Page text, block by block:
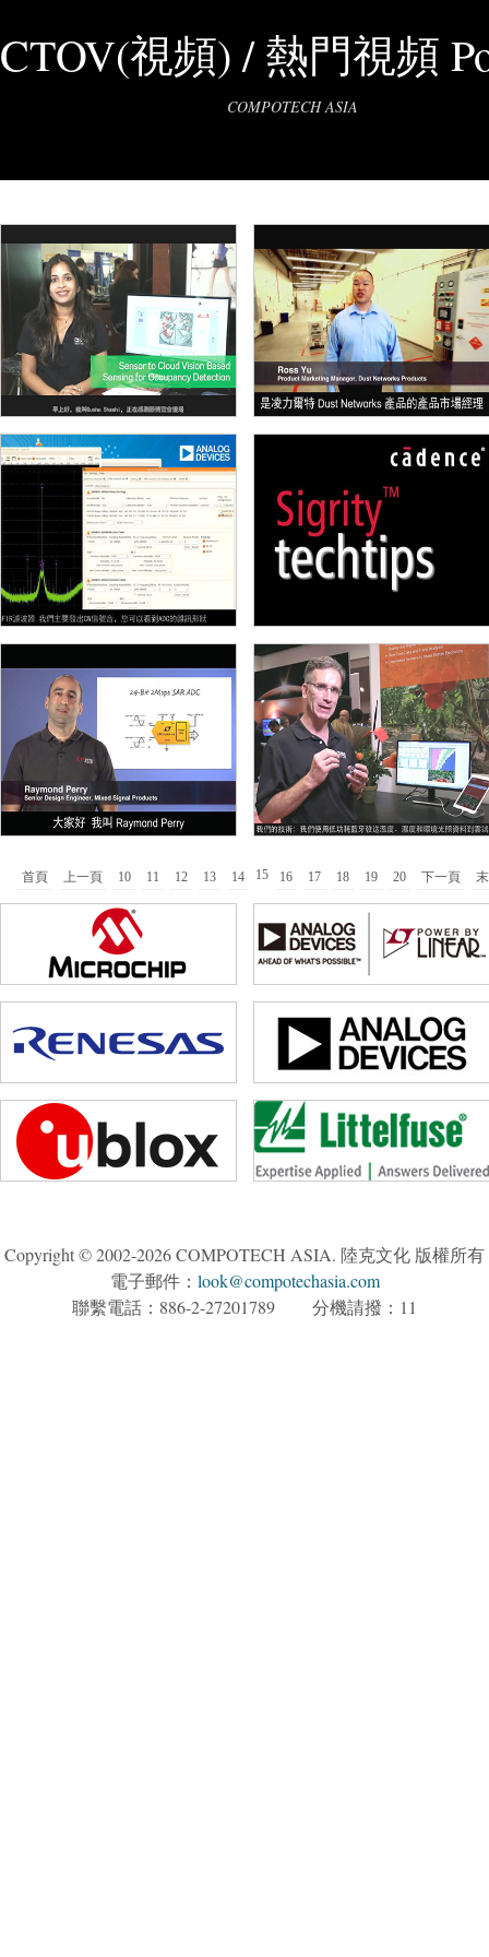
CTOV(視頻) / 熱門視頻
COMPOTECH ASIA
首頁 上一頁 10 11 12 13 14 15 16 17 18 19 20 下一頁
Copyright © 2002-2026 COMPOTECH ASIA. 陸克文化 版權所有
電子郵件： look@compotechasia.com
聯繫電話：886-2-27201789 分機請撥：11